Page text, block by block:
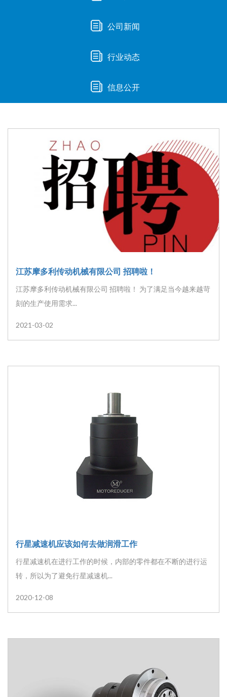
公司新闻
行业动态
信息公开
江苏摩多利传动机械有限公司 招聘啦！
江苏摩多利传动机械有限公司 招聘啦！ 为了满足当今越来越苛
刻的生产使用需求...
2021-03-02
行星减速机应该如何去做润滑工作
行星减速机在进行工作的时候，内部的零件都在不断的进行运
转，所以为了避免行星减速机...
2020-12-08